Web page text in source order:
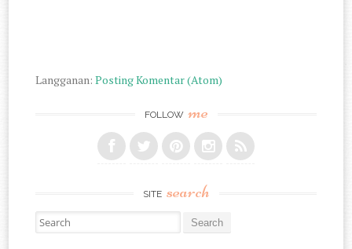
Langganan:Posting Komentar (Atom)
FOLLOW me
SITE search
Search for: